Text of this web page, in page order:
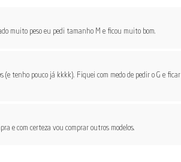
muito peso eu pedi tamanho M e ficou muito bom.
(e tenho pouco já kkkk). Fiquei com medo de pedir o G e ficar
e com certeza vou comprar outros modelos.